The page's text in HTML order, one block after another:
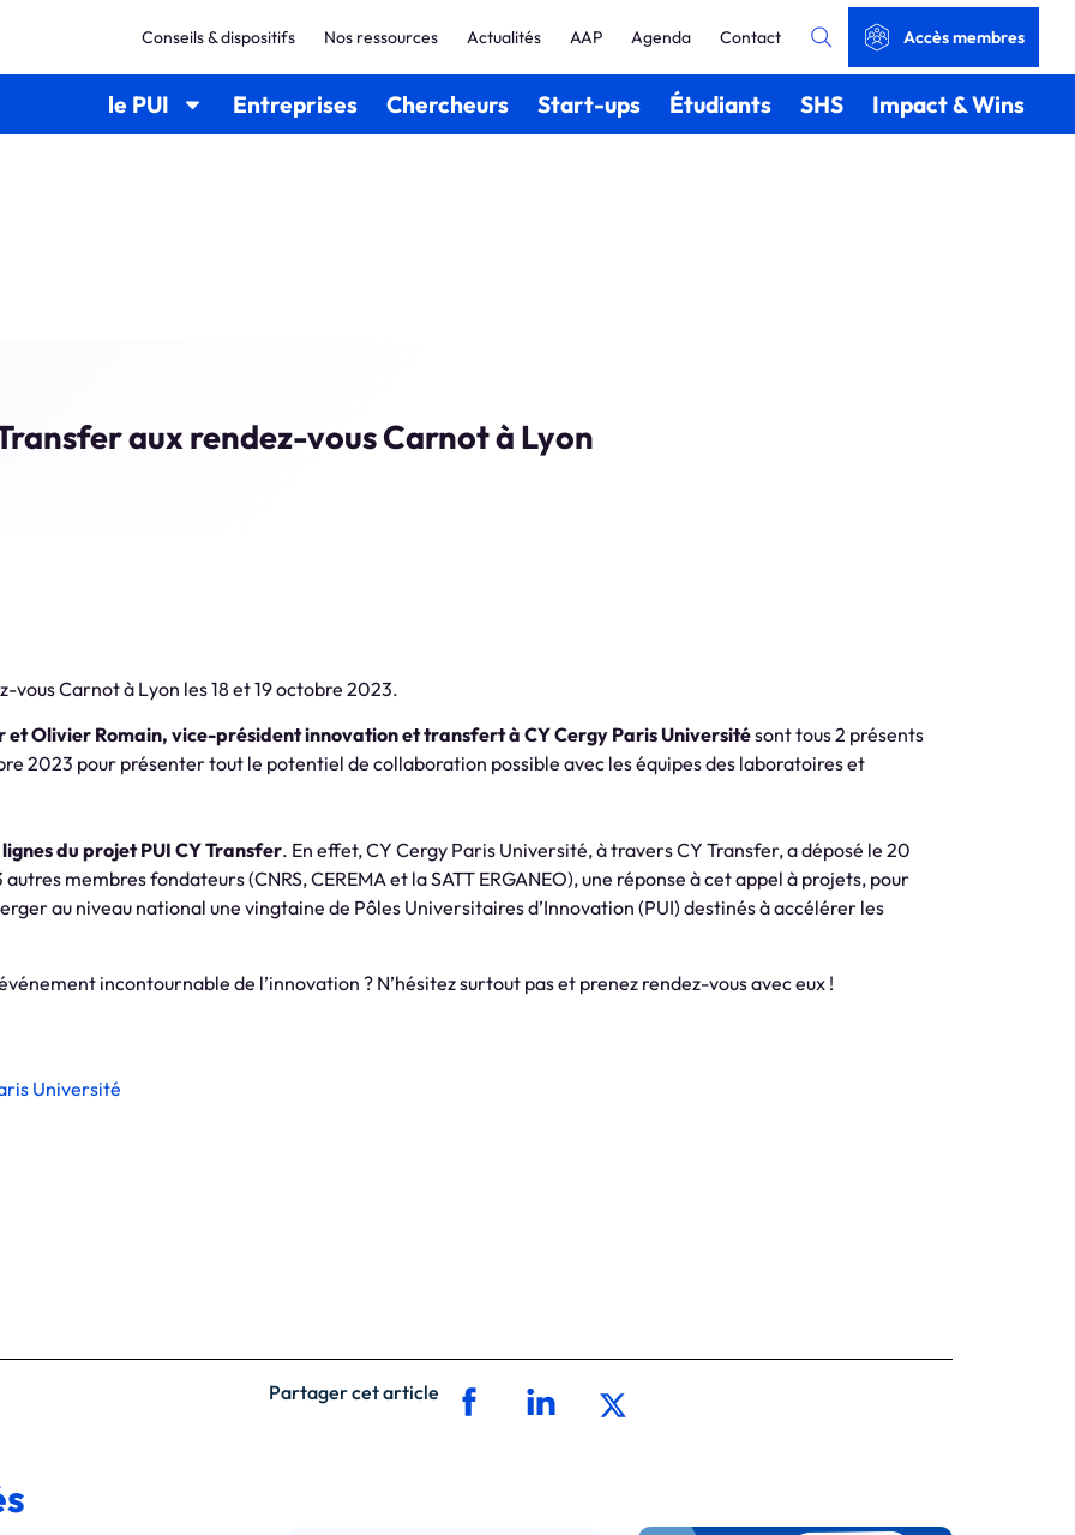
le PUI Entreprises Chercheurs Start-ups Étudiants SHS Impact & Wins
Conseils & dispositifs Nos ressources Actualités AAP Agenda Contact Accès membres
aux rendez-vous Carnot à Lyon
vous Carnot à Lyon les 18 et 19 octobre 2023.
Olivier Romain, vice-président innovation et transfert à CY Cergy Paris Universitésont tous 2 présents
2023 pour présenter tout le potentiel de collaboration possible avec les équipes des laboratoires et
du projet PUI CY Transfer. En effet, CY Cergy Paris Université, à travers CY Transfer, a déposé le 20
membres fondateurs (CNRS, CEREMA et la SATT ERGANEO), une réponse à cet appel à projets, pour
au niveau national une vingtaine de Pôles Universitaires d’Innovation (PUI) destinés à accélérer les
incontournable de l’innovation ? N’hésitez surtout pas et prenez rendez-vous avec eux !
Université
Partager cet article